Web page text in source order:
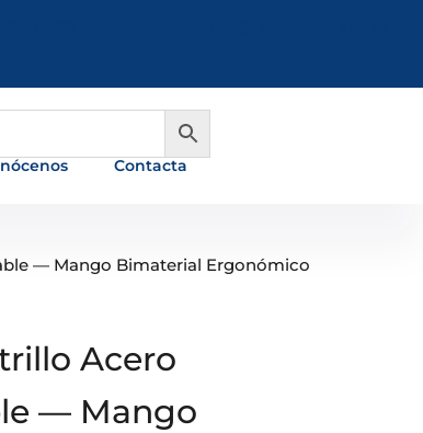
Contacta
— Mango Bimaterial Ergonómico
Acero
— Mango